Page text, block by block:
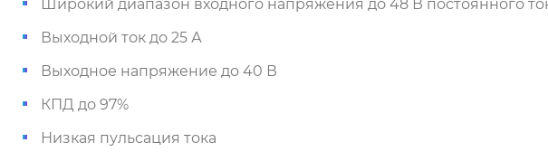
Широкий диапазон входного напряжения до 48 В постоянного
Выходной ток до 25 А
Выходное напряжение до 40 В
КПД до 97%
Низкая пульсация тока